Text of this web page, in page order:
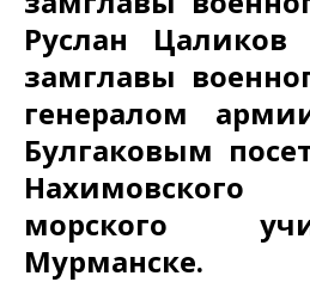
Руслан Цаликов
замглавы
генералом
Булгаковым
морского
Мурманске.